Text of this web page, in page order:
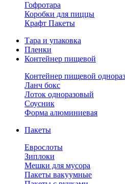
Гофротара
Коробки для пиццы
Крафт Пакеты
Тара и упаковка
Пленки
Контейнер пищевой
Контейнер пищевой
Ланч бокс
Лоток одноразовый
Соусник
Форма алюминиевая
Пакеты
Еврослоты
Зиплоки
Мешки для мусора
Пакеты вакуумные